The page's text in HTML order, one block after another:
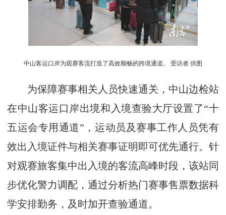
中山客运口岸为观赛客流打造了高效顺畅的跨境通道。 受访者 供图
为保障赛事相关人员快速通关，中山边检站
在中山客运口岸出境和入境查验大厅设置了“十
五运会专用通道”，运动员及赛事工作人员凭有
效出入境证件与相关赛事证明即可优先通行。针
对观赛旅客集中出入境的客流高峰时段，该站同
步优化警力调配，通过分析热门赛事售票数据科
学安排勤务，及时加开查验通道。